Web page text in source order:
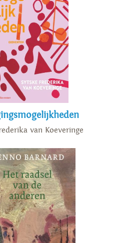
van Koeveringe